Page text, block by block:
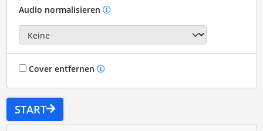
Audio normalisieren
Cover entfernen
START